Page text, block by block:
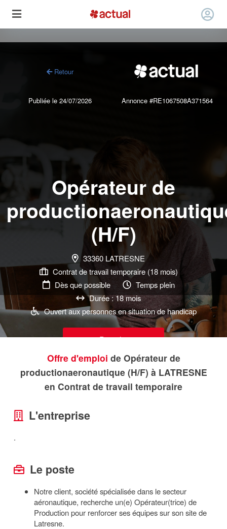
Retour
Publiée le 24/07/2026 Annonce #RE1067508A371564
Opérateur de
(H/F)
33360 LATRESNE
Contrat de travail temporaire (18 mois)
Dès que possible
Temps plein
Durée : 18 mois
Ouvert aux personnes en situation de handicap
Postuler
Offre d'emploi de Opérateur de
productionaeronautique (H/F) à LATRESNE
en Contrat de travail temporaire
L'entreprise
.
Le poste
Notre client, société spécialisée dans le secteur
aéronautique, recherche un(e) Opérateur(trice) de
Production pour renforcer ses équipes sur son site de
Latresne.